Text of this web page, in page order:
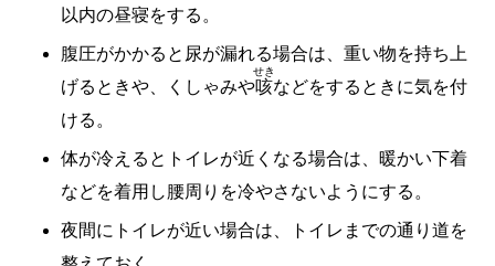
以内の昼寝をする。
腹圧がかかると尿が漏れる場合は、重い物を持ち上
げるときや、くしゃみや咳
せき
などをするときに気を付
ける。
体が冷えるとトイレが近くなる場合は、暖かい下着
などを着用し腰周りを冷やさないようにする。
夜間にトイレが近い場合は、トイレまでの通り道を